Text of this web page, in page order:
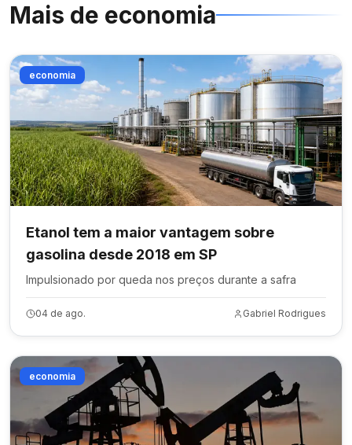
Mais de economia
economia
Etanol tem a maior vantagem sobre
gasolina desde 2018 em SP
Impulsionado por queda nos preços durante a safra
04 de ago. Gabriel Rodrigues
economia